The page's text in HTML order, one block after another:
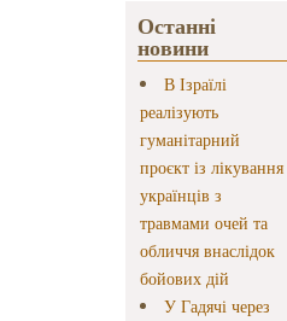
Останні
новини
В Ізраїлі
реалізують
гуманітарний
проєкт із лікування
українців з
травмами очей та
обличчя внаслідок
бойових дій
У Гадячі через